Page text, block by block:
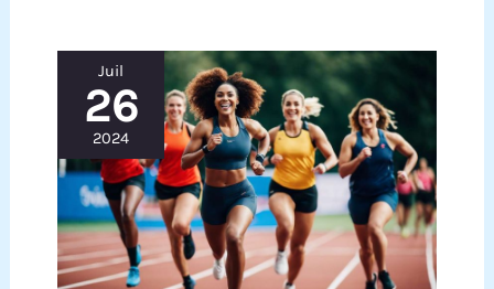
Juil
26
2024